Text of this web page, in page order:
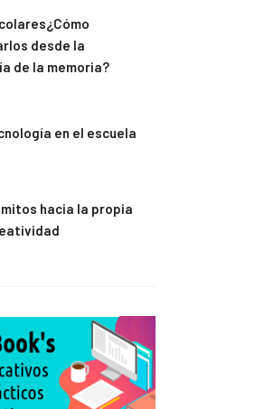
desde la
de la memoria?
en el escuela
mitos hacia la propia